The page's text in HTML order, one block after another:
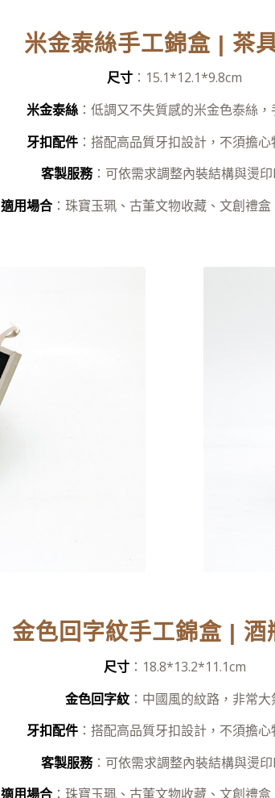
米金泰絲手工錦盒 | 茶
尺寸 ：15.1*12.1*9.8cm
米金泰絲 ：低調又不失質感的米金色泰絲
牙扣配件 ：搭配高品質牙扣設計，不須擔
客製服務：可依需求調整內裝結構與燙印
適用場合 ：珠寶玉珮、古董文物收藏、文創禮
金色回字紋手工錦盒 | 酒
尺寸：18.8*13.2*11.1cm
金色回字紋 ：中國風的紋路，非常大
牙扣配件 ：搭配高品質牙扣設計，不須擔
客製服務：可依需求調整內裝結構與燙印
適用場合 ：珠寶玉珮、古董文物收藏、文創禮